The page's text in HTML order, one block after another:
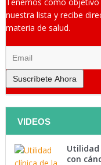
nuestra lista y recibe
materia de salud.
Suscríbete Ahora
VIDEOS
Utilidad
con